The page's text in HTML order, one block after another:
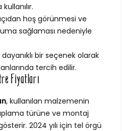
hoş görünmesi ve
sağlaması nedeniyle
bir seçenek olarak
tercih edilir.
Fiyatları
, kullanılan malzemenin
türüne ve montaj
2024 yılı için tel örgü